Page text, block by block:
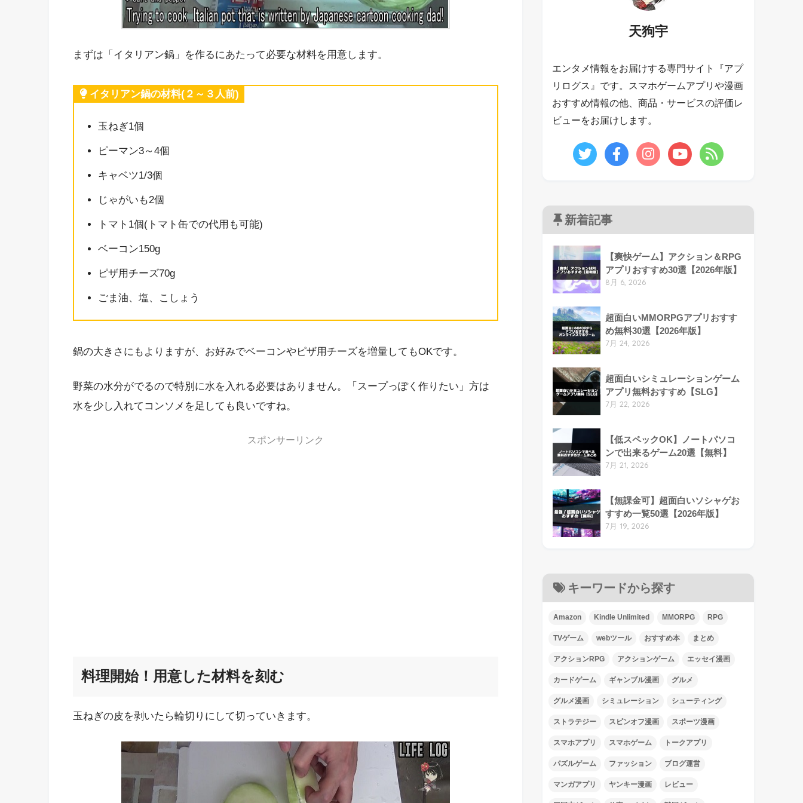
まずは「イタリアン鍋」を作るにあたって必要な材料を用意します。
イタリアン鍋の材料(２～３人前)
玉ねぎ1個
ピーマン3～4個
キャベツ1/3個
じゃがいも2個
トマト1個(トマト缶での代用も可能)
ベーコン150g
ピザ用チーズ70g
ごま油、塩、こしょう
鍋の大きさにもよりますが、お好みでベーコンやピザ用チーズを増量してもOKです。
野菜の水分がでるので特別に水を入れる必要はありません。「スープっぽく作りたい」方は
水を少し入れてコンソメを足しても良いですね。
スポンサーリンク
料理開始！用意した材料を刻む
玉ねぎの皮を剥いたら輪切りにして切っていきます。
天狗宇
エンタメ情報をお届けする専門サイト『アプ
リログス』です。スマホゲームアプリや漫画
おすすめ情報の他、商品・サービスの評価レ
ビューをお届けします。
新着記事
【爽快ゲーム】アクション＆RPG
アプリおすすめ30選【2026年版】
8月 6, 2026
超面白いMMORPGアプリおすす
め無料30選【2026年版】
7月 24, 2026
超面白いシミュレーションゲーム
アプリ無料おすすめ【SLG】
7月 22, 2026
【低スペックOK】ノートパソコ
ンで出来るゲーム20選【無料】
7月 21, 2026
【無課金可】超面白いソシャゲお
すすめ一覧50選【2026年版】
7月 19, 2026
キーワードから探す
Amazon Kindle Unlimited MMORPG RPG
TVゲーム webツール おすすめ本 まとめ
アクションRPG アクションゲーム エッセイ漫画
カードゲーム ギャンブル漫画 グルメ
グルメ漫画 シミュレーション シューティング
ストラテジー スピンオフ漫画 スポーツ漫画
スマホアプリ スマホゲーム トークアプリ
パズルゲーム ファッション ブログ運営
マンガアプリ ヤンキー漫画 レビュー